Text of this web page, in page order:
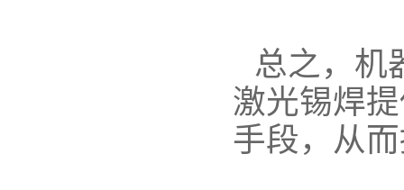
总之，机
激光锡焊
手段，从